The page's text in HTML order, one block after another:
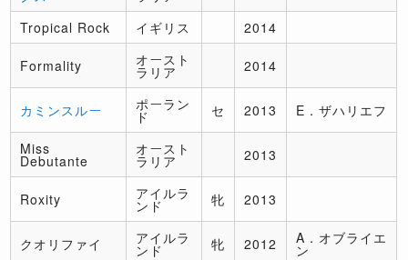
Tropical Rock
イギリス 2014
Formality オースト
ラリア 2014
カミンスルー ポーラン
ド セ 2013 E．ザハリエフ
Miss
Debutante
オースト
ラリア 2013
Roxity アイルラ
ンド 牝 2013
クオリファイ アイルラ
ンド 牝 2012 A．オブライエ
ン